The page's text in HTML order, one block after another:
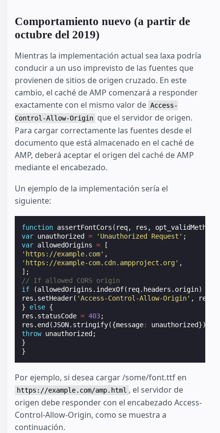
Comportamiento nuevo (a partir de
octubre del 2019)
Mientras la implementación actual sea laxa podría
conducir a un uso imprevisto de las fuentes que
provienen de sitios de origen cruzado. En este
cambio, el caché de AMP comenzará a responder
exactamente con el mismo valor de Access-
Control-Allow-Origin que el servidor de origen.
Para cargar correctamente las fuentes desde el
documento que está almacenado en el caché de
AMP, deberá aceptar el origen del caché de AMP
mediante el encabezado.
Un ejemplo de la implementación sería el
siguiente:
function assertFontCors ( req, res , opt_validMethods
var unauthorized = 'Unauthorized Request' ;
var allowedOrigins =
[
'https://example.com' ,
'https://example-com.cdn.ampproject.org' ,
];
// If allowed CORS origin
if
(allowedOrigins . indexOf( req. headers . origin)
res . setHeader( 'Access-Control-Allow-Origin' , req
}
else {
res . statusCode = 403;
res . end (JSON. stringify({message: unauthorized}));
throw unauthorized ;
}
}
Por ejemplo, si desea cargar /some/font.ttf en
https://example.com/amp.html , el servidor de
origen debe responder con el encabezado Access-
Control-Allow-Origin, como se muestra a
continuación.